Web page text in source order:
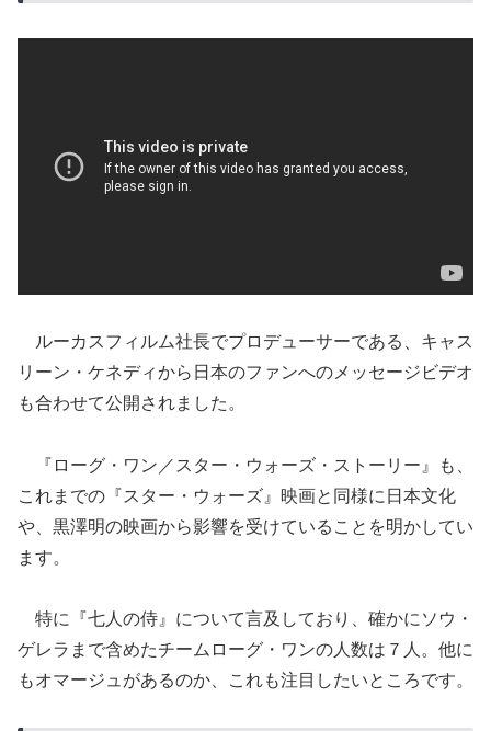
ルーカスフィルム社長でプロデューサーである、キャス
リーン・ケネディから日本のファンへのメッセージビデオ
も合わせて公開されました。
『ローグ・ワン／スター・ウォーズ・ストーリー』も、
これまでの『スター・ウォーズ』映画と同様に日本文化
や、黒澤明の映画から影響を受けていることを明かしてい
ます。
特に『七人の侍』について言及しており、確かにソウ・
ゲレラまで含めたチームローグ・ワンの人数は７人。他に
もオマージュがあるのか、これも注目したいところです。